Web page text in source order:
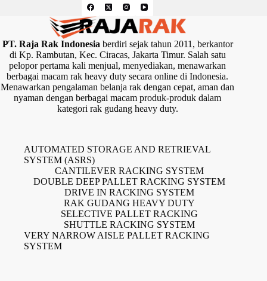
PT. Raja Rak Indonesiaberdiri sejak tahun 2011, berkantor
di Kp. Rambutan, Kec. Ciracas, Jakarta Timur. Salah satu
pelopor pertama kali menjual, menyediakan, menawarkan
berbagai macam rak heavy duty secara online di Indonesia.
Menawarkan pengalaman belanja rak dengan cepat, aman dan
nyaman dengan berbagai macam produk-produk dalam
kategori rak gudang heavy duty.
AUTOMATED STORAGE AND RETRIEVAL
SYSTEM (ASRS)
CANTILEVER RACKING SYSTEM
DOUBLE DEEP PALLET RACKING SYSTEM
DRIVE IN RACKING SYSTEM
RAK GUDANG HEAVY DUTY
SELECTIVE PALLET RACKING
SHUTTLE RACKING SYSTEM
VERY NARROW AISLE PALLET RACKING
SYSTEM